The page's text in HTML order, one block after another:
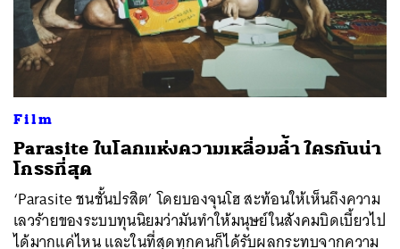
Film
Parasite ในโลกแห่งความเหลื่อมล้ำ ใครกันน่า
โกรธที่สุด
‘Parasite ชนชั้นปรสิต’ โดยบองจุนโฮ สะท้อนให้เห็นถึงความ
เลวร้ายของระบบทุนนิยมว่ามันทำให้มนุษย์ในสังคมบิดเบี้ยวไป
ได้มากแค่ไหน และในที่สุดทุกคนก็ได้รับผลกระทบจากความ